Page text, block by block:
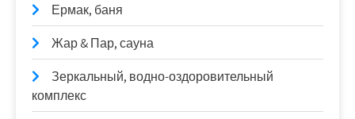
Ермак, баня
Жар & Пар, сауна
Зеркальный, водно-оздоровительный
комплекс